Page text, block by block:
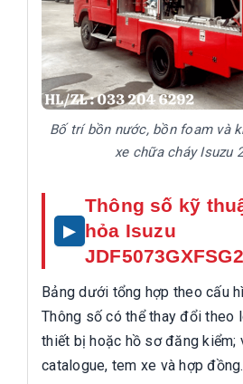
Bố trí bồn nước, bồn foam và
xe chữa cháy Isuzu
Thông số kỹ
hỏa Isuzu
Bảng dưới tổng hợp theo cấu
Thông số có thể thay đổi theo
thiết bị hoặc hồ sơ đăng kiểm;
catalogue, tem xe và hợp đồng.